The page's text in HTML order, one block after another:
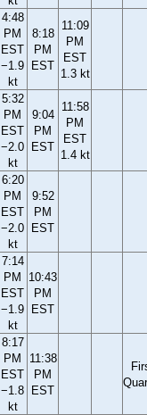
4:48
PM
EST
−1.9
kt
8:18
PM
EST
11:09
PM
EST
1.3 kt
5:32
PM
EST
−2.0
kt
9:04
PM
EST
11:58
PM
EST
1.4 kt
6:20
PM
EST
−2.0
kt
9:52
PM
EST
7:14
PM
EST
−1.9
kt
10:43
PM
EST
8:17
PM
EST
−1.8
kt
11:38
PM
EST